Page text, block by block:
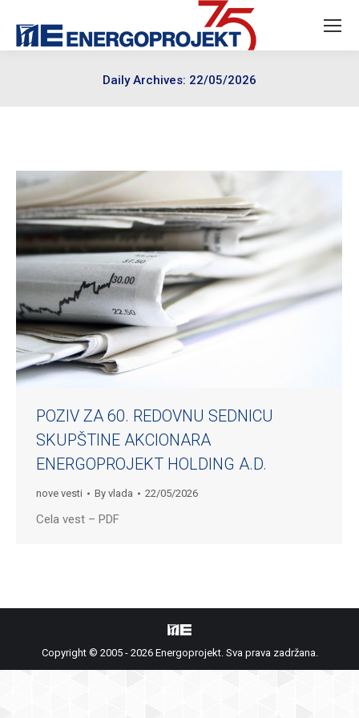
Daily Archives: 22/05/2026
POZIV ZA 60. REDOVNU SEDNICU
SKUPŠTINE AKCIONARA
ENERGOPROJEKT HOLDING A.D.
nove vesti By vlada 22/05/2026
Cela vest – PDF
Copyright © 2005 - 2026 Energoprojekt. Sva prava zadržana.